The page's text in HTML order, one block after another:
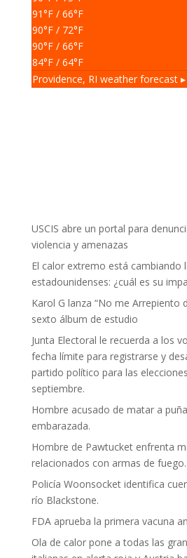
91°F/ 66°F
90°F/ 72°F
90°F/ 66°F
84°F/ 64°F
Providence, RI weather forecast ▸
USCIS abre un portal para
violencia y amenazas
El calor extremo está cambiando
estadounidenses: ¿cuál es su
Karol G lanza “No me Arrepiento
sexto álbum de estudio
Junta Electoral le recuerda a los
fecha límite para registrarse y
partido político para las
septiembre.
Hombre acusado de matar a
embarazada.
Hombre de Pawtucket enfrenta
relacionados con armas de fuego.
Policía Woonsocket identifica
río Blackstone.
FDA aprueba la primera vacuna
Ola de calor pone a todas las